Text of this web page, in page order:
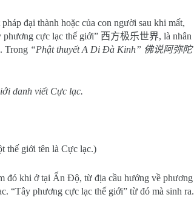
đại thành hoặc của con người sau khi mất,
phương cực lạc thế giới” 西方极乐世界, là nhân
Trong “Phật thuyết A Di Đà Kinh” 佛说阿弥陀
danh viết Cực lạc.
thế giới tên là Cực lạc.)
đó khi ở tại Ấn Độ, từ địa cầu hướng về phương
“Tây phương cực lạc thế giới” từ đó mà sinh ra.